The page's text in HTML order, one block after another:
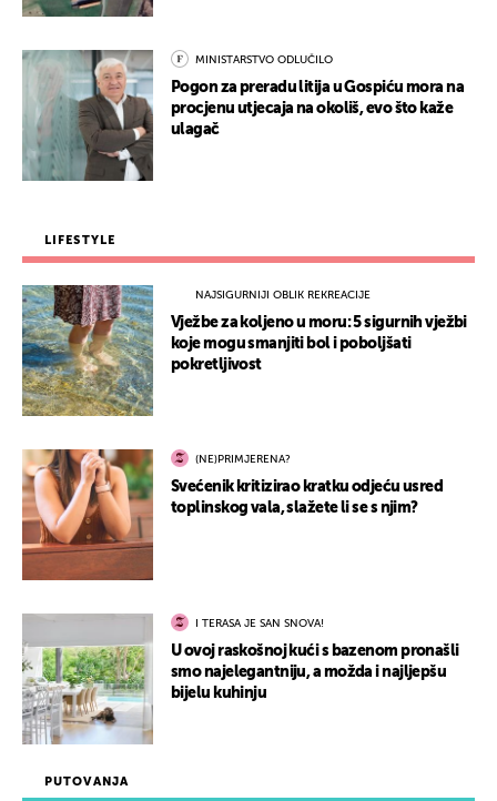
PUTOVANJA
MINISTARSTVO ODLUČILO
Pogon za preradu litija u Gospiću mora na
procjenu utjecaja na okoliš, evo što kaže
ulagač
LIFESTYLE
NAJSIGURNIJI OBLIK REKREACIJE
Vježbe za koljeno u moru: 5 sigurnih vježbi
koje mogu smanjiti bol i poboljšati
pokretljivost
(NE)PRIMJERENA?
Svećenik kritizirao kratku odjeću usred
toplinskog vala, slažete li se s njim?
I TERASA JE SAN SNOVA!
U ovoj raskošnoj kući s bazenom pronašli
smo najelegantniju, a možda i najljepšu
bijelu kuhinju